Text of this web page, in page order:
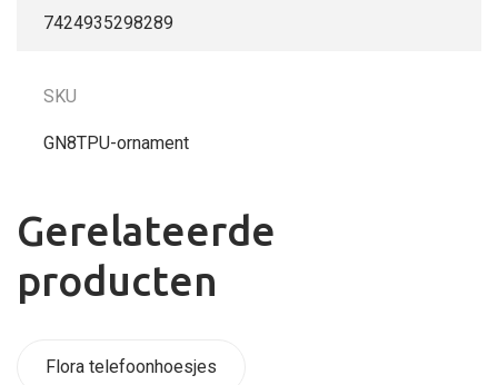
7424935298289
SKU
GN8TPU-ornament
Gerelateerde
producten
Flora telefoonhoesjes